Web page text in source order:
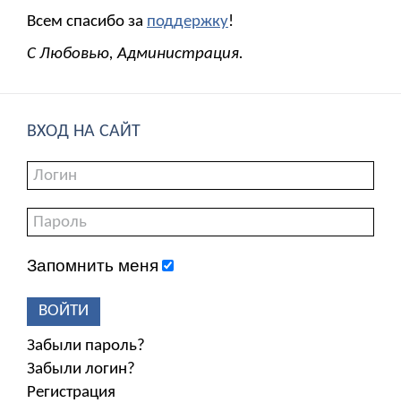
Всем спасибо за поддержку!
С Любовью, Администрация.
ВХОД НА САЙТ
Запомнить меня
ВОЙТИ
Забыли пароль?
Забыли логин?
Регистрация